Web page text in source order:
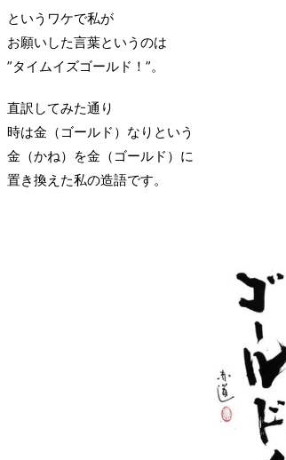
というワケで私が
お願いした言葉というのは
”タイムイズゴールド！”。
直訳してみた通り
時は金（ゴールド）なりという
金（かね）を金（ゴールド）に
置き換えた私の造語です。